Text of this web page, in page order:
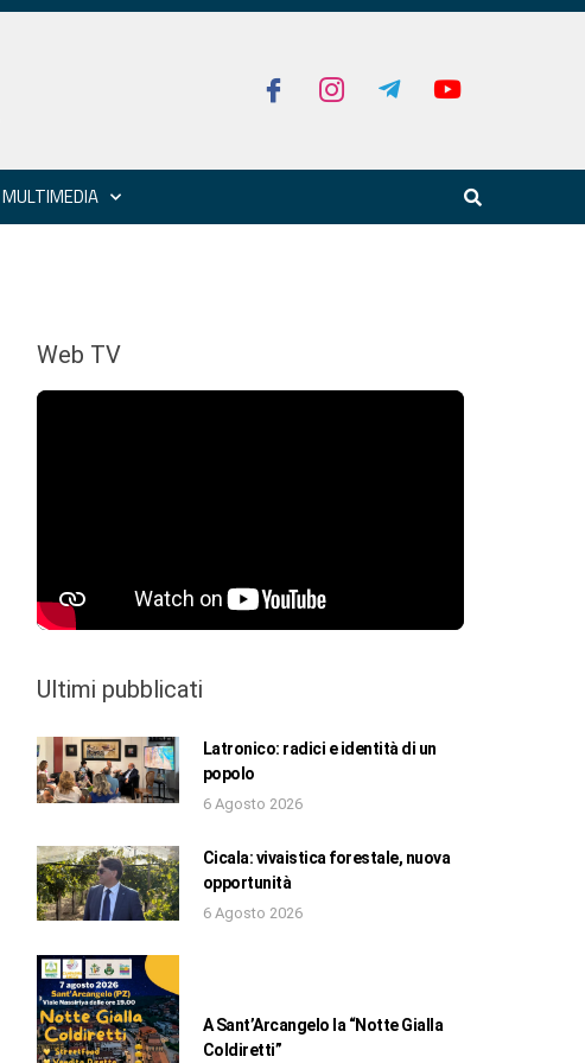
MULTIMEDIA
Web TV
Ultimi pubblicati
Latronico: radici e identità di un
popolo
6 Agosto 2026
Cicala: vivaistica forestale, nuova
opportunità
6 Agosto 2026
A Sant’Arcangelo la “Notte Gialla
Coldiretti”